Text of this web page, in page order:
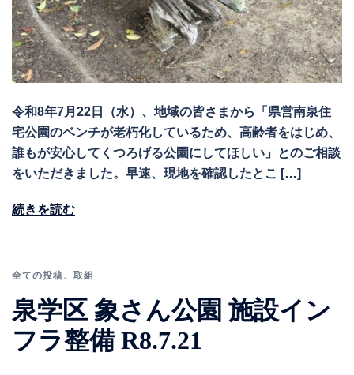
令和8年7月22日（水）、地域の皆さまから「県営南泉住
宅公園のベンチが老朽化しているため、高齢者をはじめ、
誰もが安心してくつろげる公園にしてほしい」とのご相談
をいただきました。早速、現地を確認したとこ […]
続きを読む
全ての投稿、 取組
泉学区 象さん公園 施設イン
フラ整備 R8.7.21